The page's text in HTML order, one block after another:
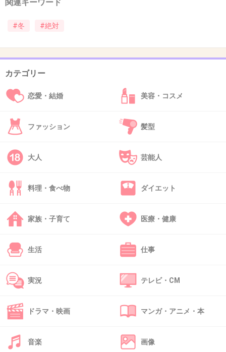
ラーメンはいつでも食べたいけど、冬は尚更だね
干し芋・・・☆
+5
干柿。
冬の定番な気がする。
我が家では毎年食べます。
鶏肉がいっぱい入った水炊き鍋。
セブンのインドチキンカレーマン
関連キーワード
#冬 #絶対
カテゴリー
恋愛・結婚 美容・コスメ
ファッション 髪型
大人 芸能人
料理・食べ物 ダイエット
家族・子育て 医療・健康
生活 仕事
実況 テレビ・CM
ドラマ・映画 マンガ・アニメ・本
音楽 画像